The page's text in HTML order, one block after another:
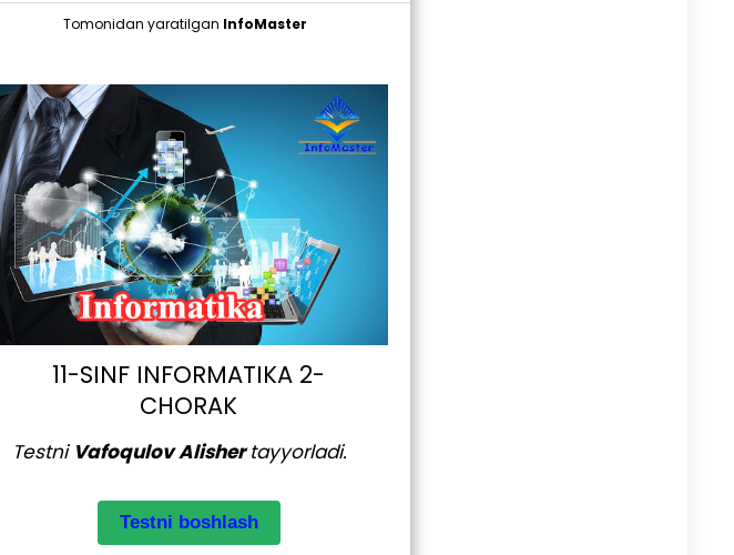
Tomonidan yaratilgan InfoMaster
11-SINF INFORMATIKA 2-
CHORAK
Testni Vafoqulov Alishertayyorladi.